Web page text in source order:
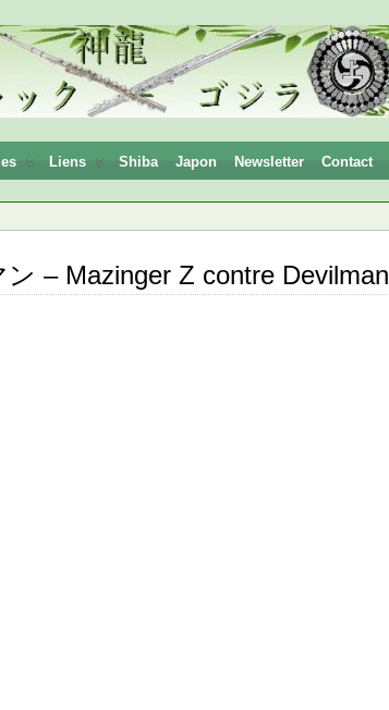
Liens Shiba Japon Newsletter Contact
– Mazinger Z contre Devilman